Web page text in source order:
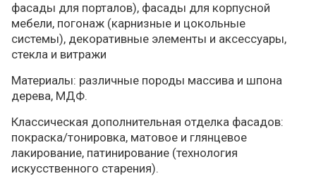
фасады для порталов), фасады для корпусной
мебели, погонаж (карнизные и цокольные
системы), декоративные элементы и аксессуары,
стекла и витражи
Материалы: различные породы массива и шпона
дерева, МДФ.
Классическая дополнительная отделка фасадов:
покраска/тонировка, матовое и глянцевое
лакирование, патинирование (технология
искусственного старения).